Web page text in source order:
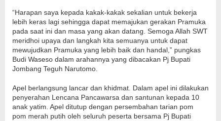
“Harapan saya kepada kakak-kakak sekalian untuk bekerja
lebih keras lagi sehingga dapat memajukan gerakan Pramuka
pada saat ini dan masa yang akan datang. Semoga Allah SWT
meridhoi upaya dan langkah kita semuanya untuk dapat
mewujudkan Pramuka yang lebih baik dan handal,” pungkas
Budi Waseso dalam arahannya yang dibacakan Pj Bupati
Jombang Teguh Narutomo.
Apel berlangsung lancar dan khidmat. Dalam apel ini dilakukan
penyerahan Lencana Pancawarsa dan santunan kepada 10
anak yatim. Apel ditutup dengan persembahan tarian pom
pom merah putih oleh seluruh peserta bersama Pj Bupati